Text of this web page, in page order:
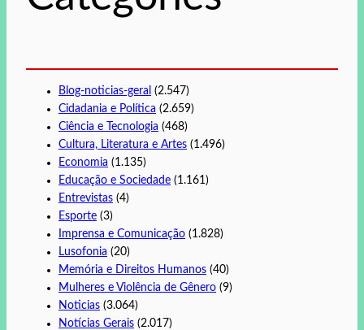
Blog-noticias-geral (2.547)
Cidadania e Política (2.659)
Ciência e Tecnologia (468)
Cultura, Literatura e Artes (1.496)
Economia (1.135)
Educação e Sociedade (1.161)
Entrevistas (4)
Esporte (3)
Imprensa e Comunicação (1.828)
Lusofonia (20)
Memória e Direitos Humanos (40)
Mulheres e Violência de Gênero (9)
Noticias (3.064)
Notícias Gerais (2.017)